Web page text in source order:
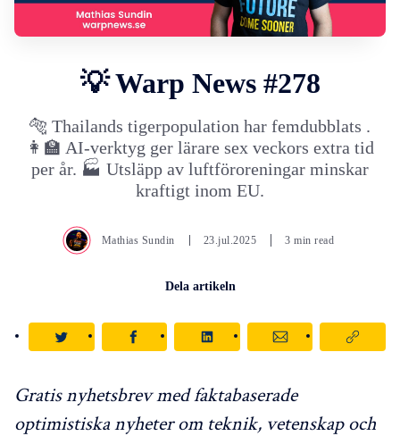
💡 Warp News #278
🐅 Thailands tigerpopulation har femdubblats .
👩‍🏫 AI-verktyg ger lärare sex veckors extra tid
per år. 🏭 Utsläpp av luftföroreningar minskar
kraftigt inom EU.
Mathias Sundin 23.jul.2025 3 min read
Dela artikeln
Gratis nyhetsbrev med faktabaserade
optimistiska nyheter om teknik, vetenskap och